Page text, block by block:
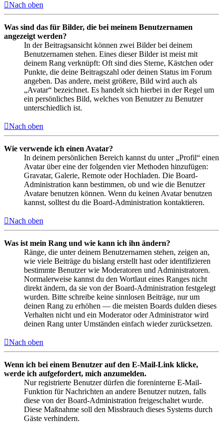
Nach oben
Was sind das für Bilder, die bei meinem Benutzernamen
angezeigt werden?
In der Beitragsansicht können zwei Bilder bei deinem
Benutzernamen stehen. Eines dieser Bilder ist meist mit
deinem Rang verknüpft: Oft sind dies Sterne, Kästchen oder
Punkte, die deine Beitragszahl oder deinen Status im Forum
angeben. Das andere, meist größere, Bild wird auch als
„Avatar“ bezeichnet. Es handelt sich hierbei in der Regel um
ein persönliches Bild, welches von Benutzer zu Benutzer
unterschiedlich ist.
Nach oben
Wie verwende ich einen Avatar?
In deinem persönlichen Bereich kannst du unter „Profil“ einen
Avatar über eine der folgenden vier Methoden hinzufügen:
Gravatar, Galerie, Remote oder Hochladen. Die Board-
Administration kann bestimmen, ob und wie die Benutzer
Avatare benutzen können. Wenn du keinen Avatar benutzen
kannst, solltest du die Board-Administration kontaktieren.
Nach oben
Was ist mein Rang und wie kann ich ihn ändern?
Ränge, die unter deinem Benutzernamen stehen, zeigen an,
wie viele Beiträge du bislang erstellt hast oder identifizieren
bestimmte Benutzer wie Moderatoren und Administratoren.
Normalerweise kannst du den Wortlaut eines Ranges nicht
direkt ändern, da sie von der Board-Administration festgelegt
wurden. Bitte schreibe keine sinnlosen Beiträge, nur um
deinen Rang zu erhöhen — die meisten Boards dulden dieses
Verhalten nicht und ein Moderator oder Administrator wird
deinen Rang unter Umständen einfach wieder zurücksetzen.
Nach oben
Wenn ich bei einem Benutzer auf den E-Mail-Link klicke,
werde ich aufgefordert, mich anzumelden.
Nur registrierte Benutzer dürfen die foreninterne E-Mail-
Funktion für Nachrichten an andere Benutzer nutzen, falls
diese von der Board-Administration freigeschaltet wurde.
Diese Maßnahme soll den Missbrauch dieses Systems durch
Gäste verhindern.